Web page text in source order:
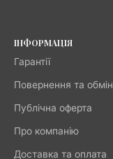
ІНФОРМАЦІЯ
Гарантії
Повернення та обмін
Публічна оферта
Про компанію
Доставка та оплата